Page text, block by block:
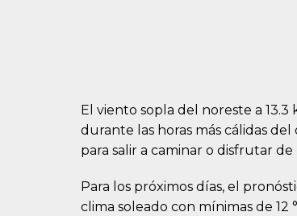
El viento sopla del noreste a 13.3
durante las horas más cálidas
para salir a caminar o disfrutar
Para los próximos días, el
clima soleado con mínimas de 12